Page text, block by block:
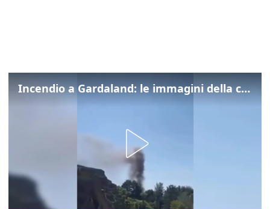
Incendio a Gardaland: le immagini della colonna di fumo